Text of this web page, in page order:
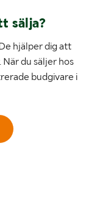
sälja?
hjälper dig att
du säljer hos
budgivare i